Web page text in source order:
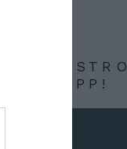
NOSTRO